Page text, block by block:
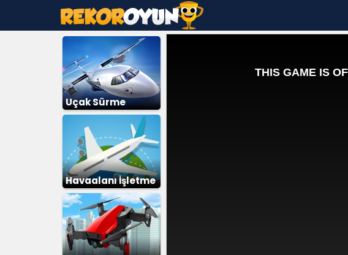
Uçak Sürme
Havaalanı İşletme